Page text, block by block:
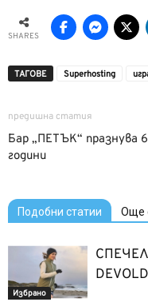
SHARES
ТАГОВЕ Superhosting
предишна статия
Бар „ПЕТЪК“ празнува 6
години
Подобни статии Още
Избрано